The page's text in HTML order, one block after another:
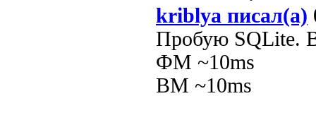
kriblya писал(а)
Пробую SQLite.
ФМ ~10ms
ВМ ~10ms